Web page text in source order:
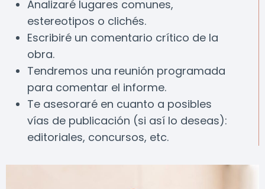
Analizaré lugares comunes,
estereotipos o clichés.
Escribiré un comentario crítico de la
obra.
Tendremos una reunión programada
para comentar el informe.
Te asesoraré en cuanto a posibles
vías de publicación (si así lo deseas):
editoriales, concursos, etc.